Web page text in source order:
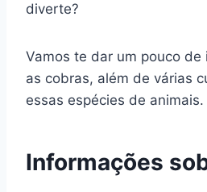
diverte?
Vamos te dar um pouco de
as cobras, além de várias
essas espécies de animais.
Informações